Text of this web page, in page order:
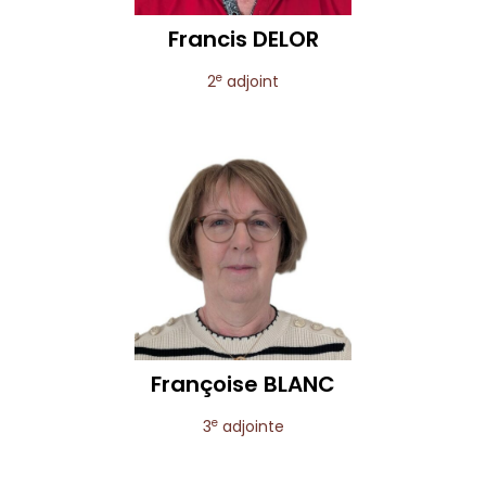
Francis DELOR
2e adjoint
Françoise BLANC
3eadjointe